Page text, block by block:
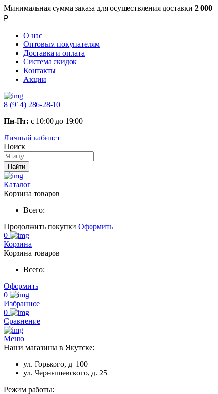
Минимальная сумма заказа для осуществления доставки 2 000
₽
О нас
Оптовым покупателям
Доставка и оплата
Система скидок
Контакты
Акции
8 (914) 286-28-10
Пн-Пт: с 10:00 до 19:00
Личный кабинет
Поиск
Найти
Каталог
Корзина товаров
Всего:
Продолжить покупки Оформить
0
Корзина
Корзина товаров
Всего:
Оформить
0
Избранное
0
Сравнение
Меню
Наши магазины в Якутске:
ул. Горького, д. 100
ул. Чернышевского, д. 25
Режим работы: